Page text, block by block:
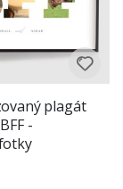
plagát
-